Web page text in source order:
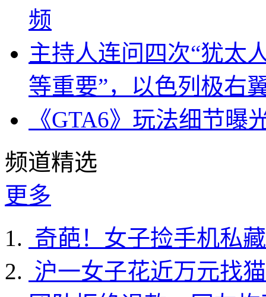
频
主持人连问四次“犹太
等重要”，以色列极右
《GTA6》玩法细节
频道精选
更多
奇葩！女子捡手机私
沪一女子花近万元找